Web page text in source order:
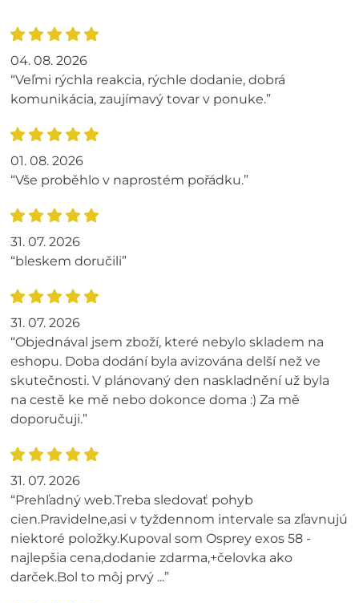
04. 08. 2026
“Veľmi rýchla reakcia, rýchle dodanie, dobrá
komunikácia, zaujímavý tovar v ponuke.”
01. 08. 2026
“Vše proběhlo v naprostém pořádku.”
31. 07. 2026
“bleskem doručili”
31. 07. 2026
“Objednával jsem zboží, které nebylo skladem na
eshopu. Doba dodání byla avizována delší než ve
skutečnosti. V plánovaný den naskladnění už byla
na cestě ke mě nebo dokonce doma :) Za mě
doporučuji.”
31. 07. 2026
“Prehľadný web.Treba sledovať pohyb
cien.Pravidelne,asi v tyždennom intervale sa zľavnujú
niektoré položky.Kupoval som Osprey exos 58 -
najlepšia cena,dodanie zdarma,+čelovka ako
darček.Bol to môj prvý ...”